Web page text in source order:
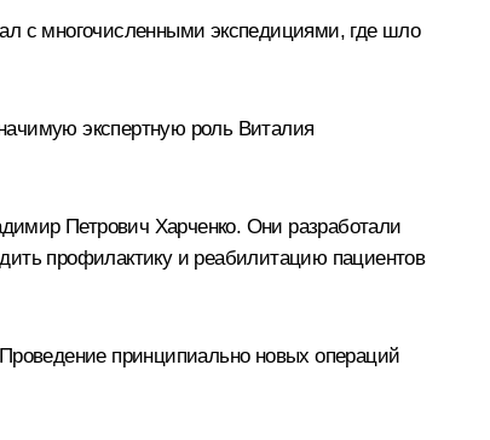
с многочисленными экспедициями, где шло
экспертную роль Виталия
Петрович Харченко. Они разработали
профилактику и реабилитацию пациентов
принципиально новых операций